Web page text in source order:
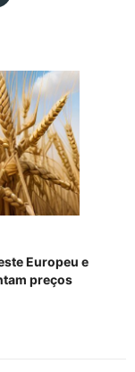
Europeu e
preços